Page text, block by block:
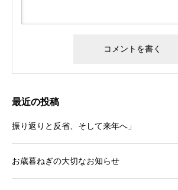
最近の投稿
振り返りと反省、そして来年へ」
お歳暮ねぎの大切なお知らせ